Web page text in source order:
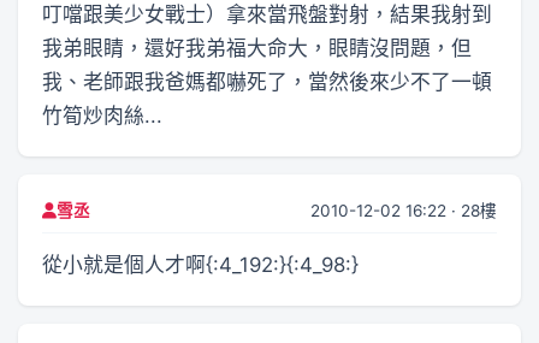
叮噹跟美少女戰士）拿來當飛盤對射，結果我射到
我弟眼睛，還好我弟福大命大，眼睛沒問題，但
我、老師跟我爸媽都嚇死了，當然後來少不了一頓
竹筍炒肉絲...
雪丞 2010-12-02 16:22 · 28樓
從小就是個人才啊{:4_192:}{:4_98:}